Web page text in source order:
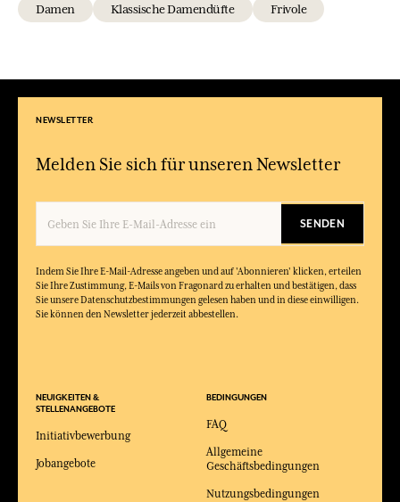
Damen Klassische Damendüfte Frivole
NEWSLETTER
Melden Sie sich für unseren Newsletter
SENDEN
Indem Sie Ihre E-Mail-Adresse angeben und auf 'Abonnieren' klicken, erteilen
Sie Ihre Zustimmung, E-Mails von Fragonard zu erhalten und bestätigen, dass
Sie unsere Datenschutzbestimmungen gelesen haben und in diese einwilligen.
Sie können den Newsletter jederzeit abbestellen.
BEDINGUNGEN
FAQ
Allgemeine
Geschäftsbedingungen
Nutzungsbedingungen
NEUIGKEITEN &
STELLENANGEBOTE
Initiativbewerbung
Jobangebote